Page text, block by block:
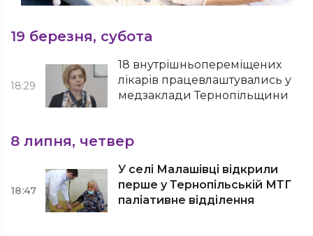
19 березня, субота
18:29
18 внутрішньопереміщених
лікарів працевлаштувались у
медзаклади Тернопільщини
8 липня, четвер
18:47
У селі Малашівці відкрили
перше у Тернопільській МТГ
паліативне відділення